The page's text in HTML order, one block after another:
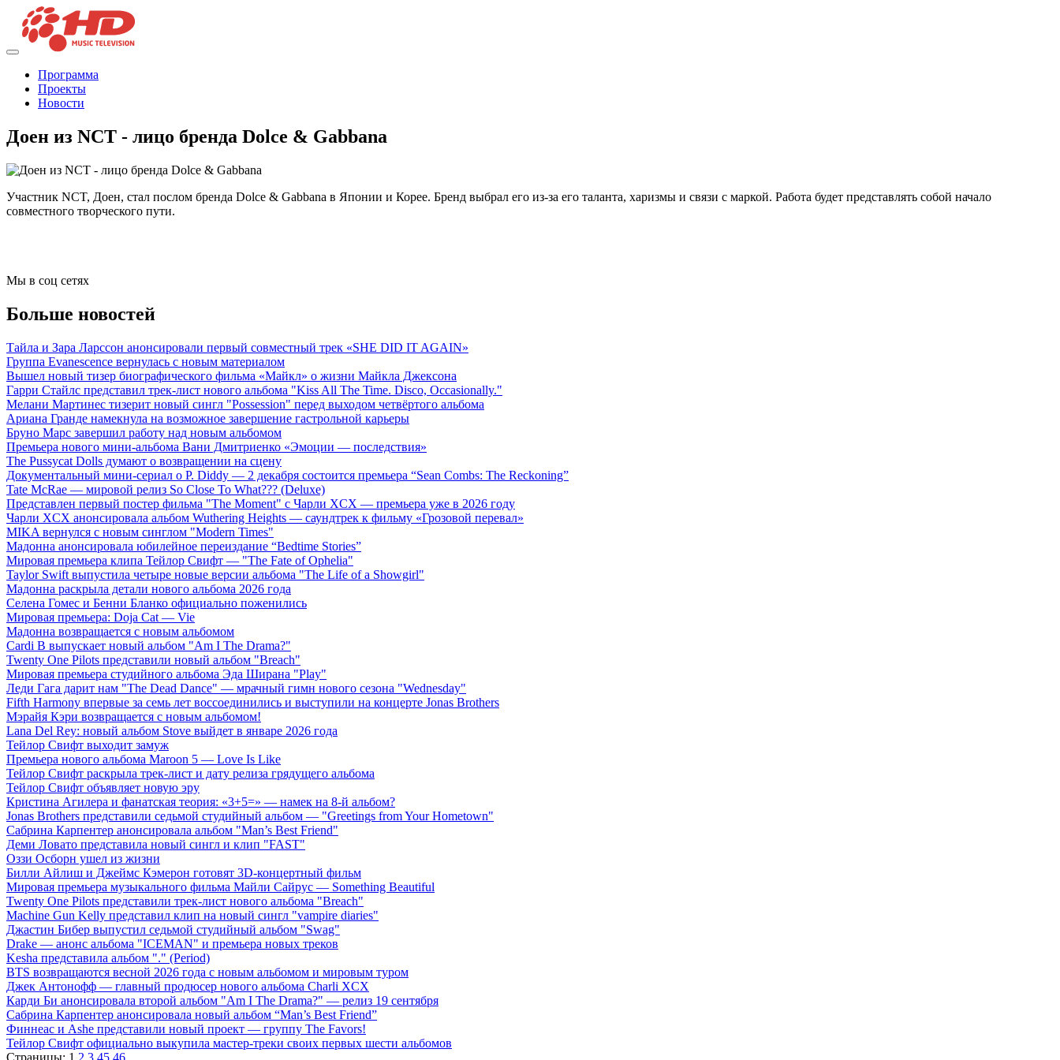
Программа
Проекты
Новости
Доен из NCT - лицо бренда Dolce & Gabbana
Участник NCT, Доен, стал послом бренда Dolce & Gabbana в Японии и Корее. Бренд выбрал его из-за его таланта, харизмы и связи с маркой. Работа будет представлять собой начало
совместного творческого пути.
Мы в соц сетях
Больше новостей
Тайла и Зара Ларссон анонсировали первый совместный трек «SHE DID IT AGAIN»
Группа Evanescence вернулась с новым материалом
Вышел новый тизер биографического фильма «Майкл» о жизни Майкла Джексона
Гарри Стайлс представил трек-лист нового альбома "Kiss All The Time. Disco, Occasionally."
Мелани Мартинес тизерит новый сингл "Possession" перед выходом четвёртого альбома
Ариана Гранде намекнула на возможное завершение гастрольной карьеры
Бруно Марс завершил работу над новым альбомом
Премьера нового мини-альбома Вани Дмитриенко «Эмоции — последствия»
The Pussycat Dolls думают о возвращении на сцену
Документальный мини-сериал о P. Diddy — 2 декабря состоится премьера “Sean Combs: The Reckoning”
Tate McRae — мировой релиз So Close To What??? (Deluxe)
Представлен первый постер фильма "The Moment" с Чарли XCX — премьера уже в 2026 году
Чарли XCX анонсировала альбом Wuthering Heights — саундтрек к фильму «Грозовой перевал»
MIKA вернулся с новым синглом "Modern Times"
Мадонна анонсировала юбилейное переиздание “Bedtime Stories”
Мировая премьера клипа Тейлор Свифт — "The Fate of Ophelia"
Taylor Swift выпустила четыре новые версии альбома "The Life of a Showgirl"
Мадонна раскрыла детали нового альбома 2026 года
Селена Гомес и Бенни Бланко официально поженились
Мировая премьера: Doja Cat — Vie
Мадонна возвращается с новым альбомом
Cardi B выпускает новый альбом "Am I The Drama?"
Twenty One Pilots представили новый альбом "Breach"
Мировая премьера студийного альбома Эда Ширана "Play"
Леди Гага дарит нам "The Dead Dance" — мрачный гимн нового сезона "Wednesday"
Fifth Harmony впервые за семь лет воссоединились и выступили на концерте Jonas Brothers
Мэрайя Кэри возвращается с новым альбомом!
Lana Del Rey: новый альбом Stove выйдет в январе 2026 года
Тейлор Свифт выходит замуж
Премьера нового альбома Maroon 5 — Love Is Like
Тейлор Свифт раскрыла трек-лист и дату релиза грядущего альбома
Тейлор Свифт объявляет новую эру
Кристина Агилера и фанатская теория: «3+5=» — намек на 8-й альбом?
Jonas Brothers представили седьмой студийный альбом — "Greetings from Your Hometown"
Сабрина Карпентер анонсировала альбом "Man’s Best Friend"
Деми Ловато представила новый сингл и клип "FAST"
Оззи Осборн ушел из жизни
Билли Айлиш и Джеймс Кэмерон готовят 3D-концертный фильм
Мировая премьера музыкального фильма Майли Сайрус — Something Beautiful
Twenty One Pilots представили трек-лист нового альбома "Breach"
Machine Gun Kelly представил клип на новый сингл "vampire diaries"
Джастин Бибер выпустил седьмой студийный альбом "Swag"
Drake — анонс альбома "ICEMAN" и премьера новых треков
Kesha представила альбом "." (Period)
BTS возвращаются весной 2026 года с новым альбомом и мировым туром
Джек Антонофф — главный продюсер нового альбома Charli XCX
Карди Би анонсировала второй альбом "Am I The Drama?" — релиз 19 сентября
Сабрина Карпентер анонсировала новый альбом “Man’s Best Friend”
Финнеас и Ashe представили новый проект — группу The Favors!
Тейлор Свифт официально выкупила мастер-треки своих первых шести альбомов
Страницы: 1 2 3 45 46